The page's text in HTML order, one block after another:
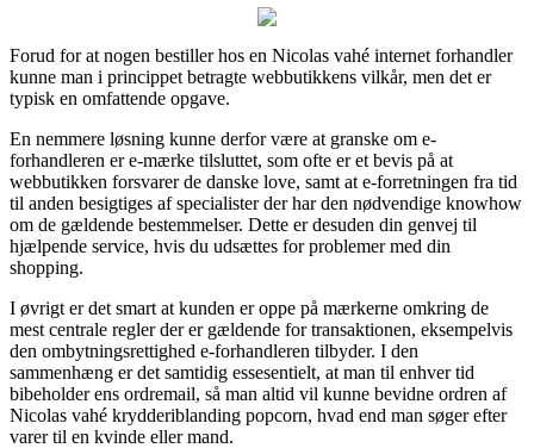
Forud for at nogen bestiller hos en Nicolas vahé internet forhandler
kunne man i princippet betragte webbutikkens vilkår, men det er
typisk en omfattende opgave.
En nemmere løsning kunne derfor være at granske om e-
forhandleren er e-mærke tilsluttet, som ofte er et bevis på at
webbutikken forsvarer de danske love, samt at e-forretningen fra tid
til anden besigtiges af specialister der har den nødvendige knowhow
om de gældende bestemmelser. Dette er desuden din genvej til
hjælpende service, hvis du udsættes for problemer med din
shopping.
I øvrigt er det smart at kunden er oppe på mærkerne omkring de
mest centrale regler der er gældende for transaktionen, eksempelvis
den ombytningsrettighed e-forhandleren tilbyder. I den
sammenhæng er det samtidig essesentielt, at man til enhver tid
bibeholder ens ordremail, så man altid vil kunne bevidne ordren af
Nicolas vahé krydderiblanding popcorn, hvad end man søger efter
varer til en kvinde eller mand.